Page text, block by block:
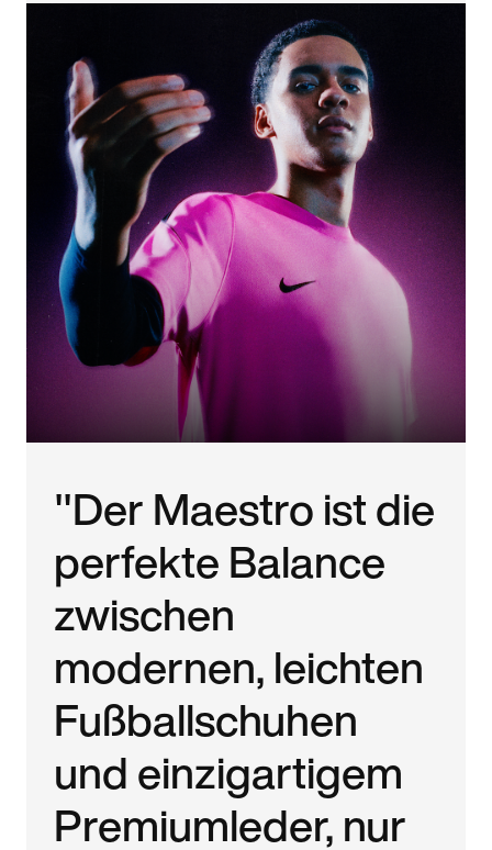
"Der Maestro ist die
perfekte Balance
zwischen
modernen, leichten
Fußballschuhen
und einzigartigem
Premiumleder, nur